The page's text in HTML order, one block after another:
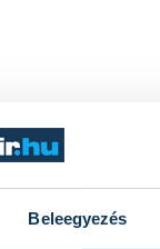
Beleegyezés